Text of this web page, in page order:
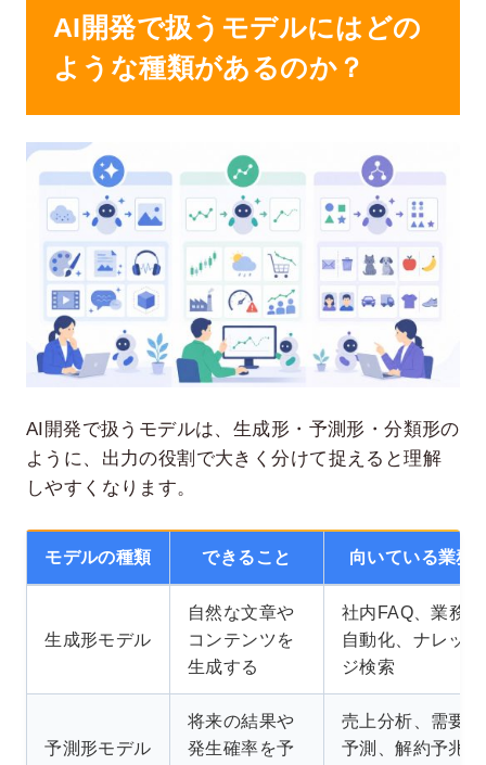
AI開発で扱うモデルにはどの
ような種類があるのか？
AI開発で扱うモデルは、生成形・予測形・分類形の
ように、出力の役割で大きく分けて捉えると理解
しやすくなります。
モデルの種類 できること 向いている業務
生成形モデル
自然な文章や
コンテンツを
生成する
社内FAQ、業務
自動化、ナレッ
ジ検索
予測形モデル
将来の結果や
発生確率を予
売上分析、需要
予測、解約予兆